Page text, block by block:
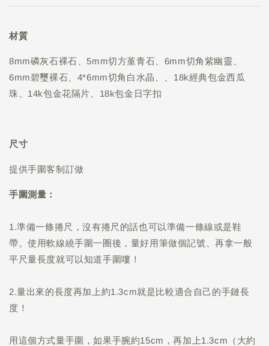
材質
8mm磷灰石裸石、5mm切方堇青石、6mm切角紫幽靈、
6mm碧璽裸石、4*6mm切角白水晶、、18k經典包金西瓜
珠、14k包金花隔片、18k包金日字扣
尺寸
提供手圍客制訂做
手圍測量：
1.準備一條捲尺，沒有捲尺的話也可以準備一條線或是鞋
帶。使用軟線繞手圍一圈後，量好用筆做個記號、再拿一般
平尺量長度就可以知道手圍嘍！
2.量出來的長度再加上約1.3cm就是比較適合自己的手鏈長
度！
用這個方式量手圍，如果手腕約15cm，再加上1.3cm（大約